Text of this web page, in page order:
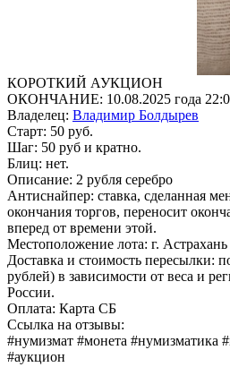
КОРОТКИЙ АУКЦИОН
ОКОНЧАНИЕ: 10.08.2025 года
Владелец: Владимир Болдырев
Старт: 50 руб.
Шаг: 50 руб и кратно.
Блиц: нет.
Описание: 2 рубля серебро
Антиснайпер: ставка, сделанная
окончания торгов, переносит
вперед от времени этой.
Местоположение лота: г. Астрахань
Доставка и стоимость
рублей) в зависимости от веса и
России.
Оплата: Карта СБ
Ссылка на отзывы:
#нумизмат #монета #нумизматика
#аукцион